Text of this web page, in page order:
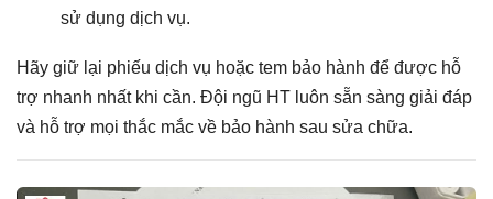
sử dụng dịch vụ.
Hãy giữ lại phiếu dịch vụ hoặc tem bảo hành để được hỗ
trợ nhanh nhất khi cần. Đội ngũ HT luôn sẵn sàng giải đáp
và hỗ trợ mọi thắc mắc về bảo hành sau sửa chữa.